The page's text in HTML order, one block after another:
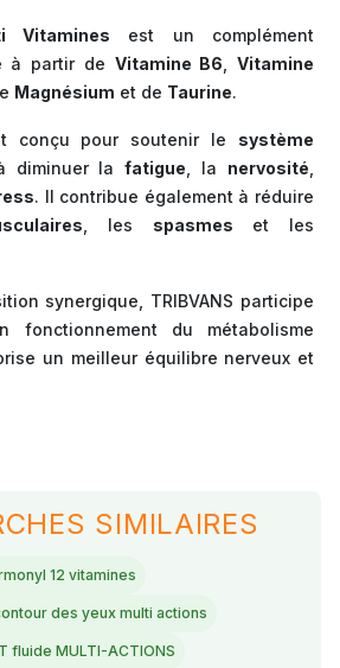
Vitamines est un complément
à partir de Vitamine B6 ,Vitamine
Magnésium et de Taurine.
conçu pour soutenir le système
diminuer lafatigue , la nervosité
. Il contribue également à réduire
, les spasmes et les
synergique, TRIBVANS participe
fonctionnement du métabolisme
un meilleur équilibre nerveux et
SIMILAIRES
12 vitamines
des yeux multi actions
fluide MULTI-ACTIONS